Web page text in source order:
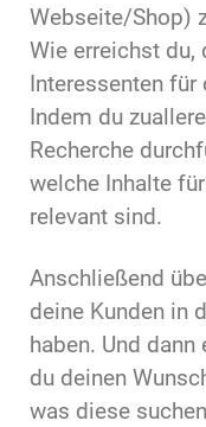
Webseite/Shop)
Wie erreichst du,
Interessenten
Indem du
Recherche
welche Inhalte
relevant sind.
Anschließend
deine Kunden in
haben. Und
du deinen
was diese